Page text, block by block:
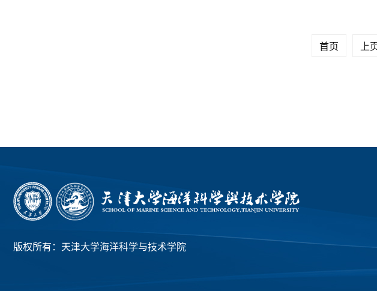
首页 上
版权所有：天津大学海洋科学与技术学院